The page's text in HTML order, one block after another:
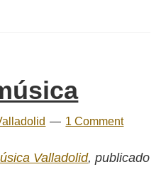
1 Comment
Valladolid, publicado